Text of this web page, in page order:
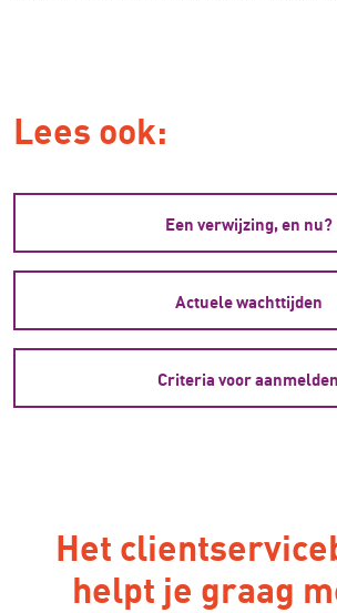
Lees ook:
Een verwijzing, en nu?
Actuele wachttijden
Criteria voor aanmelden
Het
helpt je graag